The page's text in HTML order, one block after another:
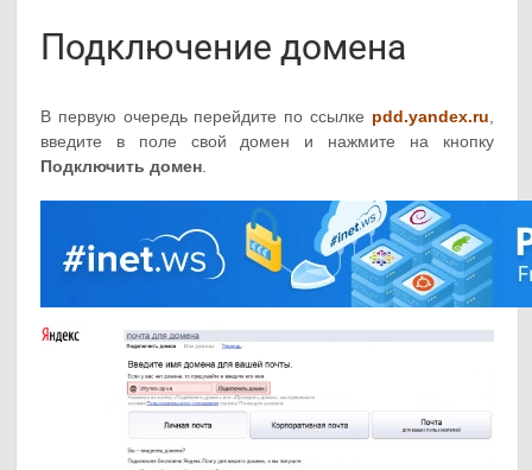
Подключение домена
В первую очередь перейдите по ссылке pdd.yandex.ru
введите в поле свой домен и нажмите на кнопку
Подключить домен